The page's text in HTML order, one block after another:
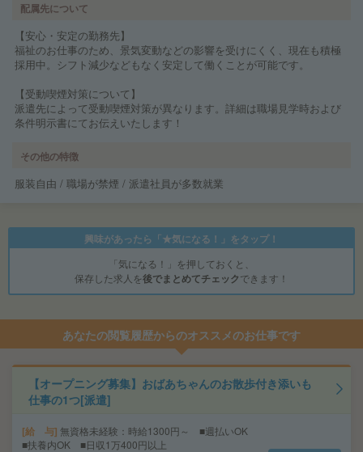
配属先について
【安心・安定の勤務先】
福祉のお仕事のため、景気変動などの影響を受けにくく、現在も積極
採用中。シフト減少などもなく安定して働くことが可能です。
【受動喫煙対策について】
派遣先によって受動喫煙対策が異なります。詳細は職場見学時および
条件明示書にてお伝えいたします！
その他の特徴
服装自由 / 職場が禁煙 / 派遣社員が多数就業
興味があったら「★気になる！」をタップ！
「気になる！」を押しておくと、
保存した求人を後でまとめてチェックできます！
あなたの閲覧履歴からのオススメのお仕事です
【オープニング募集】おばあちゃんのお散歩付き添いも
仕事の1つ[派遣]
給 与 無資格未経験：時給1300円～ ■週払いOK
■扶養内OK ■日収1万400円以上